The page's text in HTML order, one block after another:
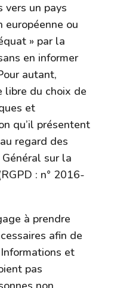
vers un pays
européenne ou
» par la
en informer
autant,
libre du choix de
et
qu’il présentent
regard des
sur la
: n° 2016-
à prendre
afin de
et
pas